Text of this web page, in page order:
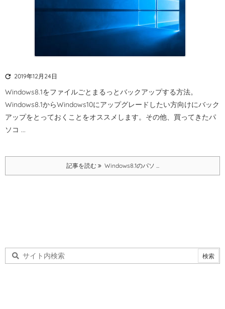
 2019年12月24日
Windows8.1をファイルごとまるっとバックアップする方法。
Windows8.1からWindows10にアップグレードしたい方向けにバック
アップをとっておくことをオススメします。 その他、買ってきたパ
ソコ ...
記事を読む Windows8.1のパソ ...